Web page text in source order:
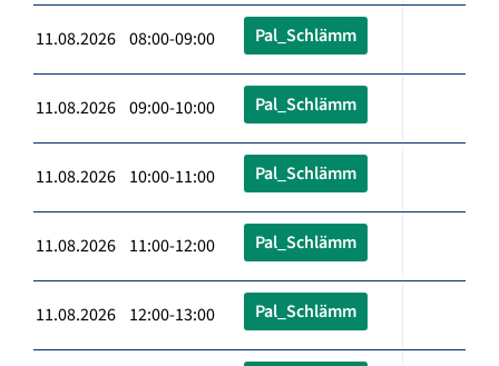
11.08.2026 08:00-09:00 Pal_Schlämm
11.08.2026 09:00-10:00 Pal_Schlämm
11.08.2026 10:00-11:00 Pal_Schlämm
11.08.2026 11:00-12:00 Pal_Schlämm
11.08.2026 12:00-13:00 Pal_Schlämm